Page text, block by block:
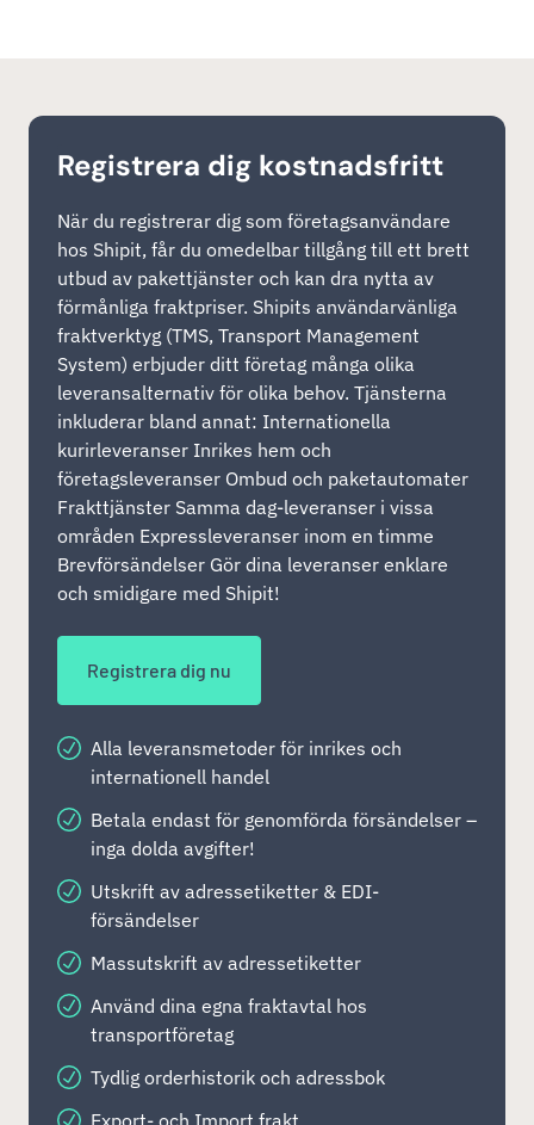
Registrera dig kostnadsfritt
När du registrerar dig som företagsanvändare
hos Shipit, får du omedelbar tillgång till ett brett
utbud av pakettjänster och kan dra nytta av
förmånliga fraktpriser. Shipits användarvänliga
fraktverktyg (TMS, Transport Management
System) erbjuder ditt företag många olika
leveransalternativ för olika behov. Tjänsterna
inkluderar bland annat: Internationella
kurirleveranser Inrikes hem och
företagsleveranser Ombud och paketautomater
Frakttjänster Samma dag-leveranser i vissa
områden Expressleveranser inom en timme
Brevförsändelser Gör dina leveranser enklare
och smidigare med Shipit!
Registrera dig nu
Alla leveransmetoder för inrikes och
internationell handel
Betala endast för genomförda försändelser –
inga dolda avgifter!
Utskrift av adressetiketter & EDI-
försändelser
Massutskrift av adressetiketter
Använd dina egna fraktavtal hos
transportföretag
Tydlig orderhistorik och adressbok
Export- och Import frakt